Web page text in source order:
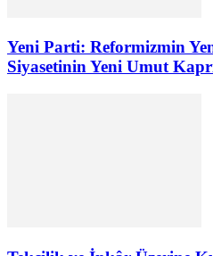
Yeni Parti: Reformizmin
Siyasetinin Yeni Umut